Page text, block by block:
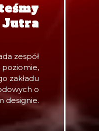
zespół
zakładu
o
designie.